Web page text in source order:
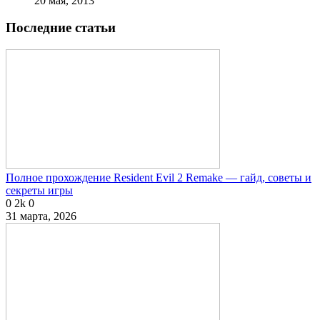
Последние статьи
Полное прохождение Resident Evil 2 Remake — гайд, советы и
секреты игры
0 2k 0
31 марта, 2026